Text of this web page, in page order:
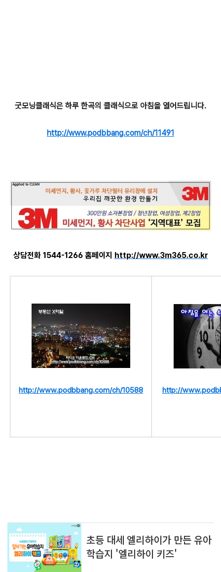
굿모닝클래식은 하루 한곡의 클래식으로 아침을 열어드립니다.
http://www.podbbang.com/ch/11491
상담전화 1544-1266 홈페이지 http://www.3m365.co.kr
http://www.podbbang.com/ch/10588 http://